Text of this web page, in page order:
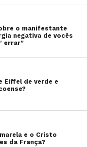
o manifestante
negativa de vocês
errar”
Eiffel de verde e
e o Cristo
da França?